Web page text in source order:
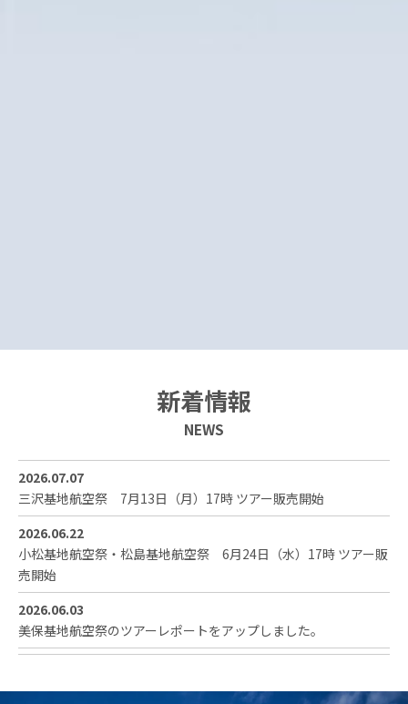
新着情報
NEWS
2026.07.07
三沢基地航空祭 7月13日（月）17時 ツアー販売開始
2026.06.22
小松基地航空祭・松島基地航空祭 6月24日（水）17時 ツアー販
売開始
2026.06.03
美保基地航空祭のツアーレポートをアップしました。